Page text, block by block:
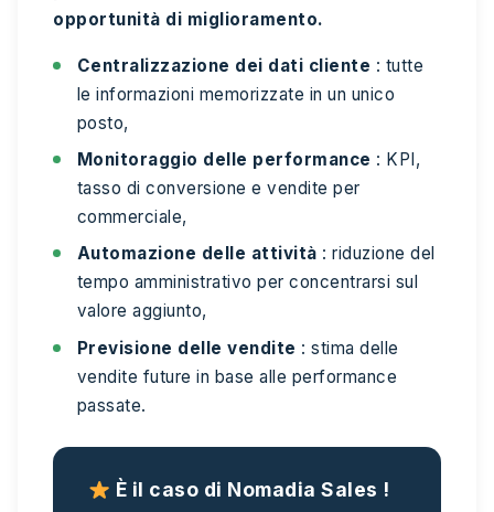
opportunità di miglioramento.
Centralizzazione dei dati cliente : tutte
le informazioni memorizzate in un unico
posto,
Monitoraggio delle performance : KPI,
tasso di conversione e vendite per
commerciale,
Automazione delle attività : riduzione del
tempo amministrativo per concentrarsi sul
valore aggiunto,
Previsione delle vendite : stima delle
vendite future in base alle performance
passate.
È il caso di Nomadia Sales !